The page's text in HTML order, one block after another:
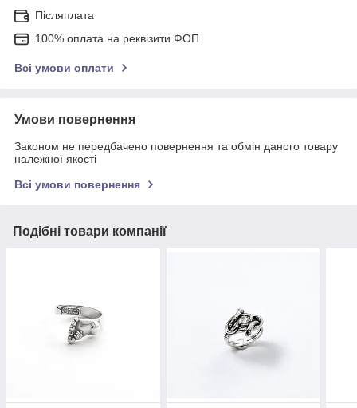
Післяплата
100% оплата на реквізити ФОП
Всі умови оплати
Умови повернення
Законом не передбачено повернення та обмін даного товару
належної якості
Всі умови повернення
Подібні товари компанії